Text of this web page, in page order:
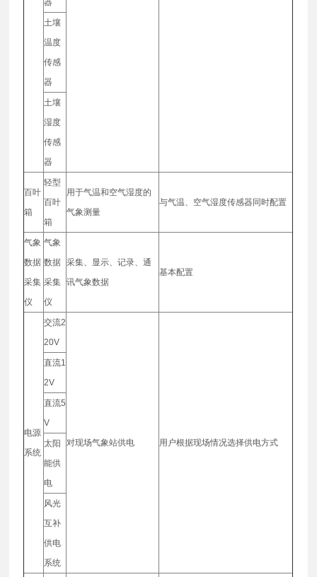
器
土壤
温度
传感
器
土壤
湿度
传感
器
百叶
箱
轻型
百叶
箱
用于气温和空气湿度的
气象测量
与气温、空气湿度传感器同时配置
气象
数据
采集
仪
气象
数据
采集
仪
采集、显示、记录、通
讯气象数据
基本配置
电源
系统
交流2
20V
对现场气象站供电 用户根据现场情况选择供电方式
直流1
2V
直流5
V
太阳
能供
电
风光
互补
供电
系统